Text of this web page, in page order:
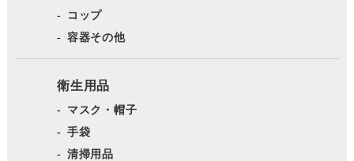
コップ
容器その他
衛生用品
マスク・帽子
手袋
清掃用品